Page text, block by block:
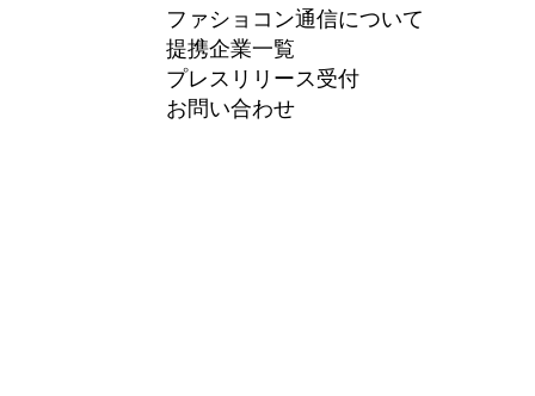
ファショコン通信について
提携企業一覧
プレスリリース受付
お問い合わせ